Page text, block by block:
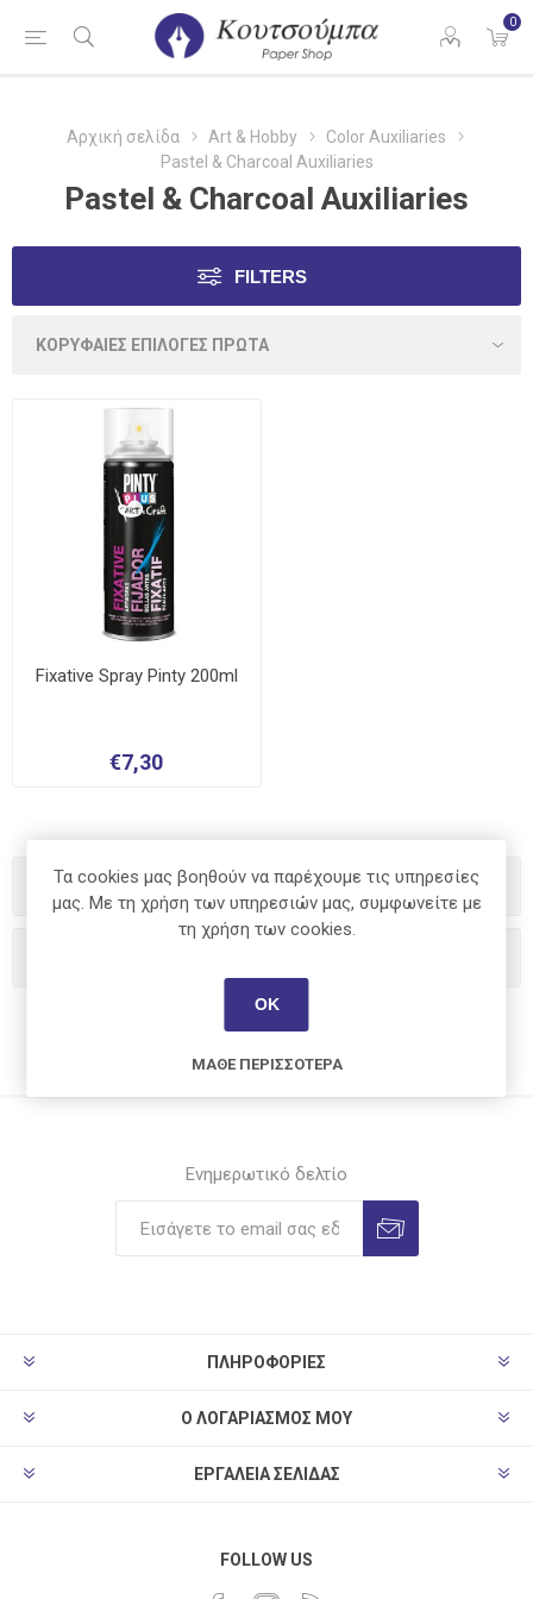
0
Αρχική σελίδα Art & Hobby
Color Auxiliaries
Pastel & Charcoal Auxiliaries
Pastel & Charcoal Auxiliaries
FILTERS
Fixative Spray Pinty 200ml
€7,30
Κατηγορίες
Ενημερωτικό δελτίο
ΠΛΗΡΟΦΟΡΊΕΣ
Ο ΛΟΓΑΡΙΑΣΜΌΣ ΜΟΥ
ΕΡΓΑΛΕΊΑ ΣΕΛΊΔΑΣ
FOLLOW US
Τα cookies μας βοηθούν να παρέχουμε τις υπηρεσίες
μας. Με τη χρήση των υπηρεσιών μας, συμφωνείτε με
τη χρήση των cookies.
ΟΚ
ΜΆΘΕ ΠΕΡΙΣΣΌΤΕΡΑ